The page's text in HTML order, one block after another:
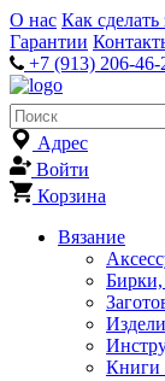
О нас Как сделать
Гарантии
+7 (913) 206-46-
Адрес
Войти
Корзина
Вязание
Книги